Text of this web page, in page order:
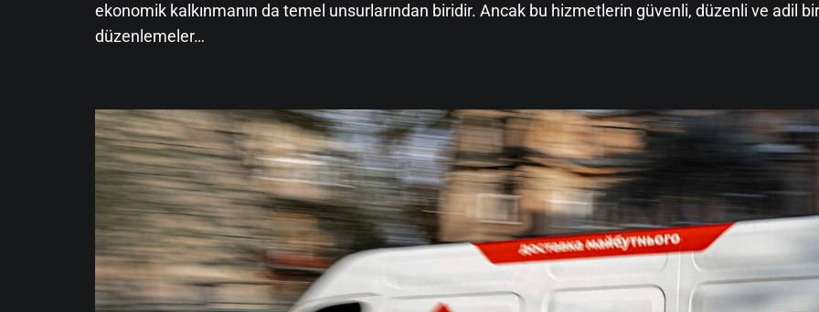
ekonomik kalkınmanın da temel unsurlarından biridir. Ancak bu hizmetlerin güvenli, düzenli ve adil
düzenlemeler…